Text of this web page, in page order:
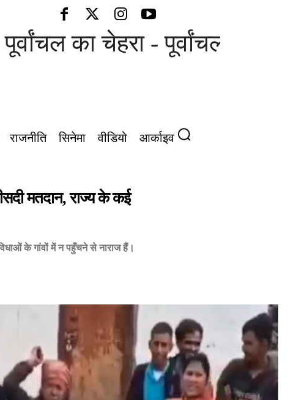
का चेहरा - पूर्वांचल की आवाज़
राजनीति सिनेमा वीडियो आर्काइव
मतदान, राज्य के कई
के गांवों में न पहुँचने से नाराज हैं।